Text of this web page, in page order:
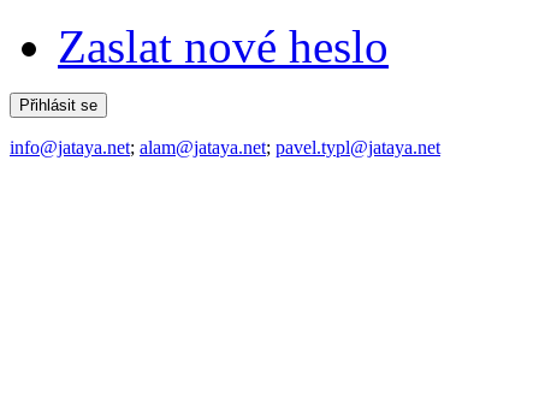
Zaslat nové heslo
info@jataya.net; alam@jataya.net; pavel.typl@jataya.net